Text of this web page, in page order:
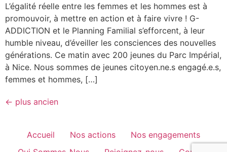
L’égalité réelle entre les femmes et les hommes est à
promouvoir, à mettre en action et à faire vivre ! G-
ADDICTION et le Planning Familial s’efforcent, à leur
humble niveau, d’éveiller les consciences des nouvelles
générations. Ce matin avec 200 jeunes du Parc Impérial,
à Nice. Nous sommes de jeunes citoyen.ne.s engagé.e.s,
femmes et hommes, […]
← plus ancien
Accueil Nos actions
Nos engagements